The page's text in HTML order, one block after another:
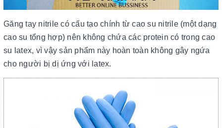
Găng tay nitrile có cấu tạo chính từ cao su nitrile (một dạng
cao su tổng hợp) nên không chứa các protein có trong cao
su latex, vì vậy sản phẩm này hoàn toàn không gây ngứa
cho người bị dị ứng với latex.